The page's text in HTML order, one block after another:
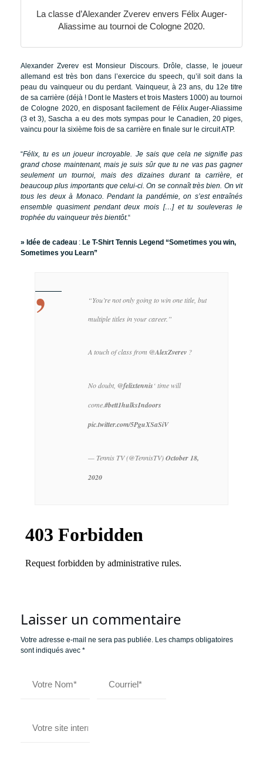
La classe d’Alexander Zverev envers Félix Auger-
Aliassime au tournoi de Cologne 2020.
Alexander Zverev est Monsieur Discours. Drôle, classe, le joueur
allemand est très bon dans l’exercice du speech, qu’il soit dans la
peau du vainqueur ou du perdant. Vainqueur, à 23 ans, du 12e titre
de sa carrière (déjà ! Dont le Masters et trois Masters 1000) au tournoi
de Cologne 2020, en disposant facilement de Félix Auger-Aliassime
(3 et 3), Sascha a eu des mots sympas pour le Canadien, 20 piges,
vaincu pour la sixième fois de sa carrière en finale sur le circuit ATP.
“Félix, tu es un joueur incroyable. Je sais que cela ne signifie pas
grand chose maintenant, mais je suis sûr que tu ne vas pas gagner
seulement un tournoi, mais des dizaines durant ta carrière, et
beaucoup plus importants que celui-ci. On se connaît très bien. On vit
tous les deux à Monaco. Pendant la pandémie, on s’est entraînés
ensemble quasiment pendant deux mois […] et tu souleveras le
trophée du vainqueur très bientôt.“
» Idée de cadeau : Le T-Shirt Tennis Legend “Sometimes you win,
Sometimes you Learn”
“You’re not only going to win one title, but
multiple titles in your career.”
A touch of class from @AlexZverev ?
No doubt, @felixtennis‘ time will
come.#bett1hulksIndoors
pic.twitter.com/5PguXSaSiV
— Tennis TV (@TennisTV)October 18,
2020
Laisser un commentaire
Votre adresse e-mail ne sera pas publiée. Les champs obligatoires
sont indiqués avec *